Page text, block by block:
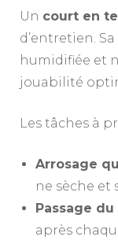
Un court en
d’entretien.
humidifiée et
jouabilité
Les tâches à
Arrosage
ne sèche et
Passage
après